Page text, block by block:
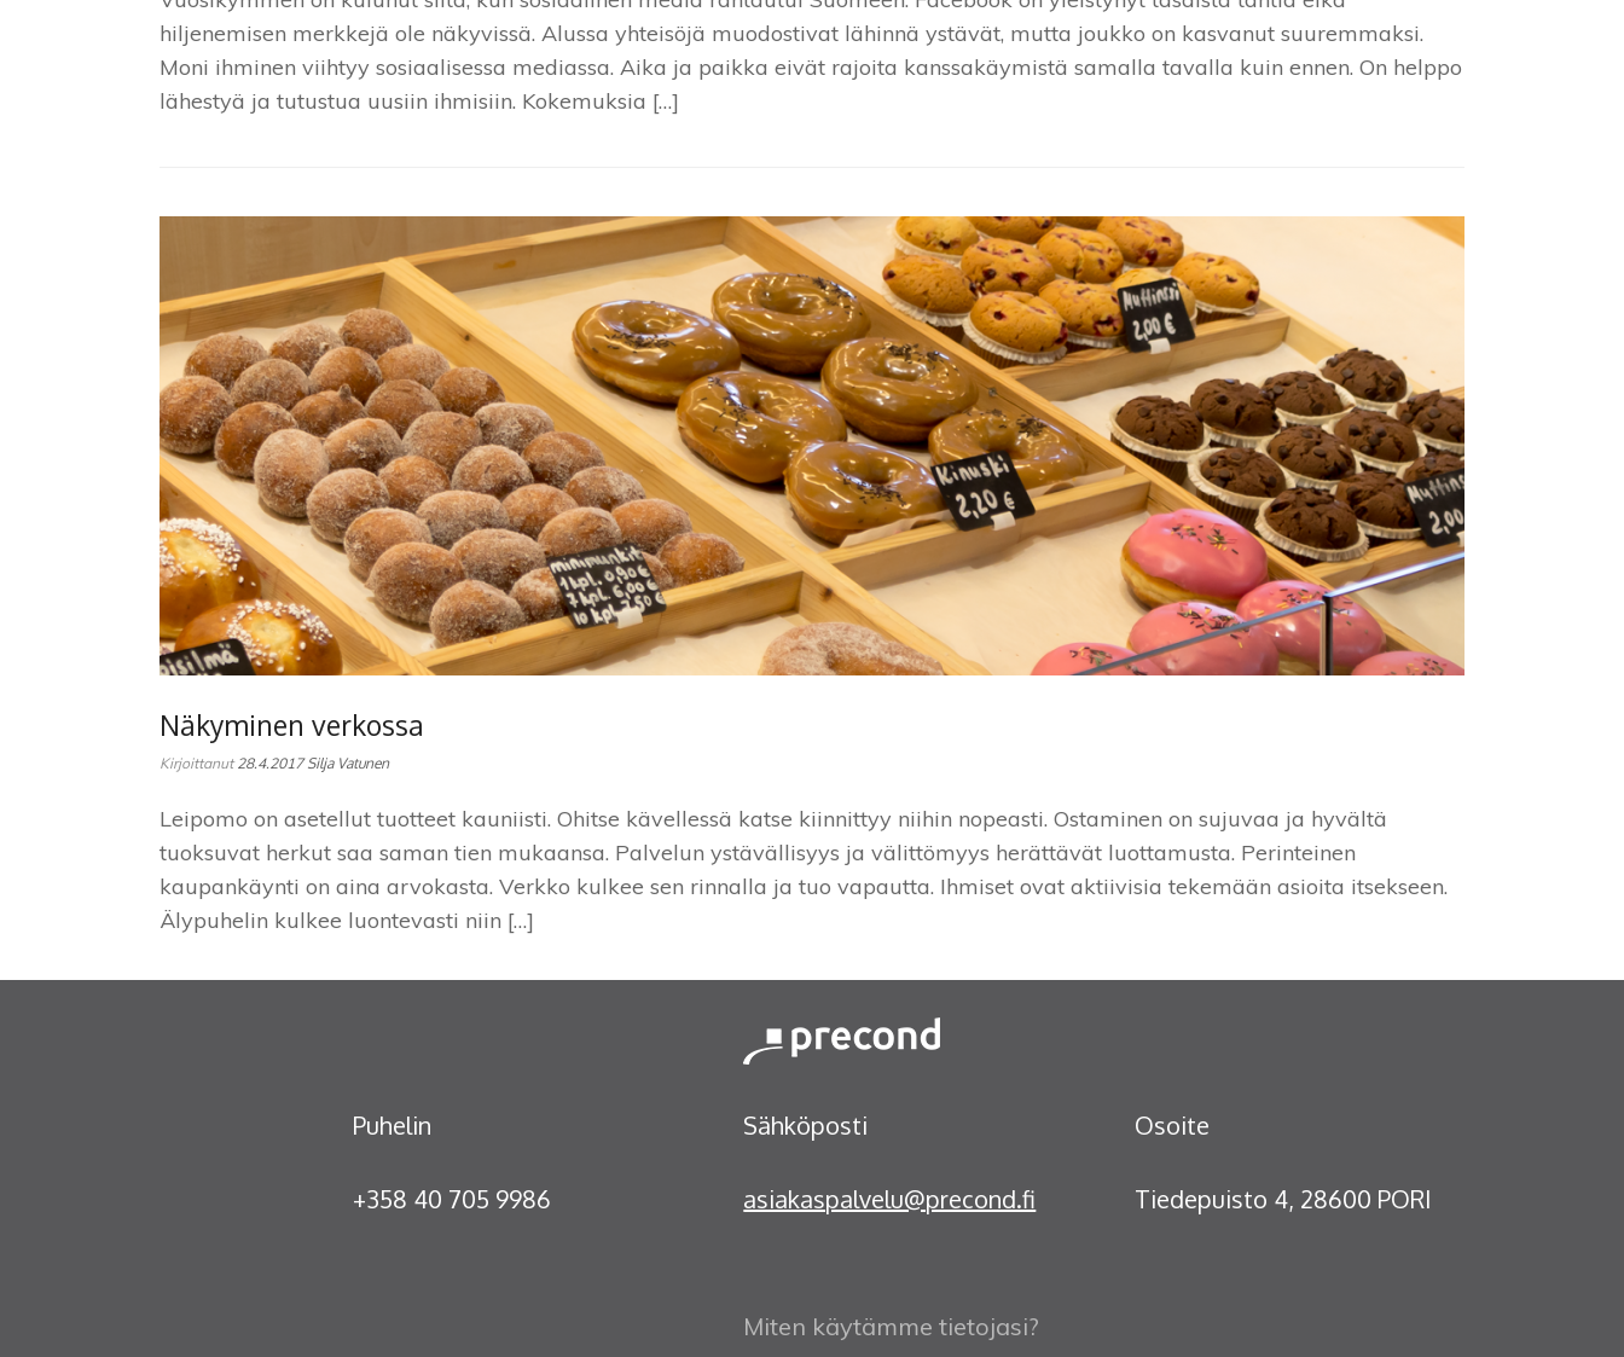
hiljenemisen merkkejä ole näkyvissä. Alussa yhteisöjä muodostivat lähinnä ystävät, mutta joukko on kasvanut suuremmaksi.
Moni ihminen viihtyy sosiaalisessa mediassa. Aika ja paikka eivät rajoita kanssakäymistä samalla tavalla kuin ennen. On helppo
lähestyä ja tutustua uusiin ihmisiin. Kokemuksia […]
Näkyminen verkossa
Kirjoittanut28.4.2017 Silja Vatunen
Leipomo on asetellut tuotteet kauniisti. Ohitse kävellessä katse kiinnittyy niihin nopeasti. Ostaminen on sujuvaa ja hyvältä
tuoksuvat herkut saa saman tien mukaansa. Palvelun ystävällisyys ja välittömyys herättävät luottamusta. Perinteinen
kaupankäynti on aina arvokasta. Verkko kulkee sen rinnalla ja tuo vapautta. Ihmiset ovat aktiivisia tekemään asioita itsekseen.
Älypuhelin kulkee luontevasti niin […]
Puhelin
+358 40 705 9986
Sähköposti
asiakaspalvelu@precond.fi
Osoite
Tiedepuisto 4, 28600 PORI
Miten käytämme tietojasi?